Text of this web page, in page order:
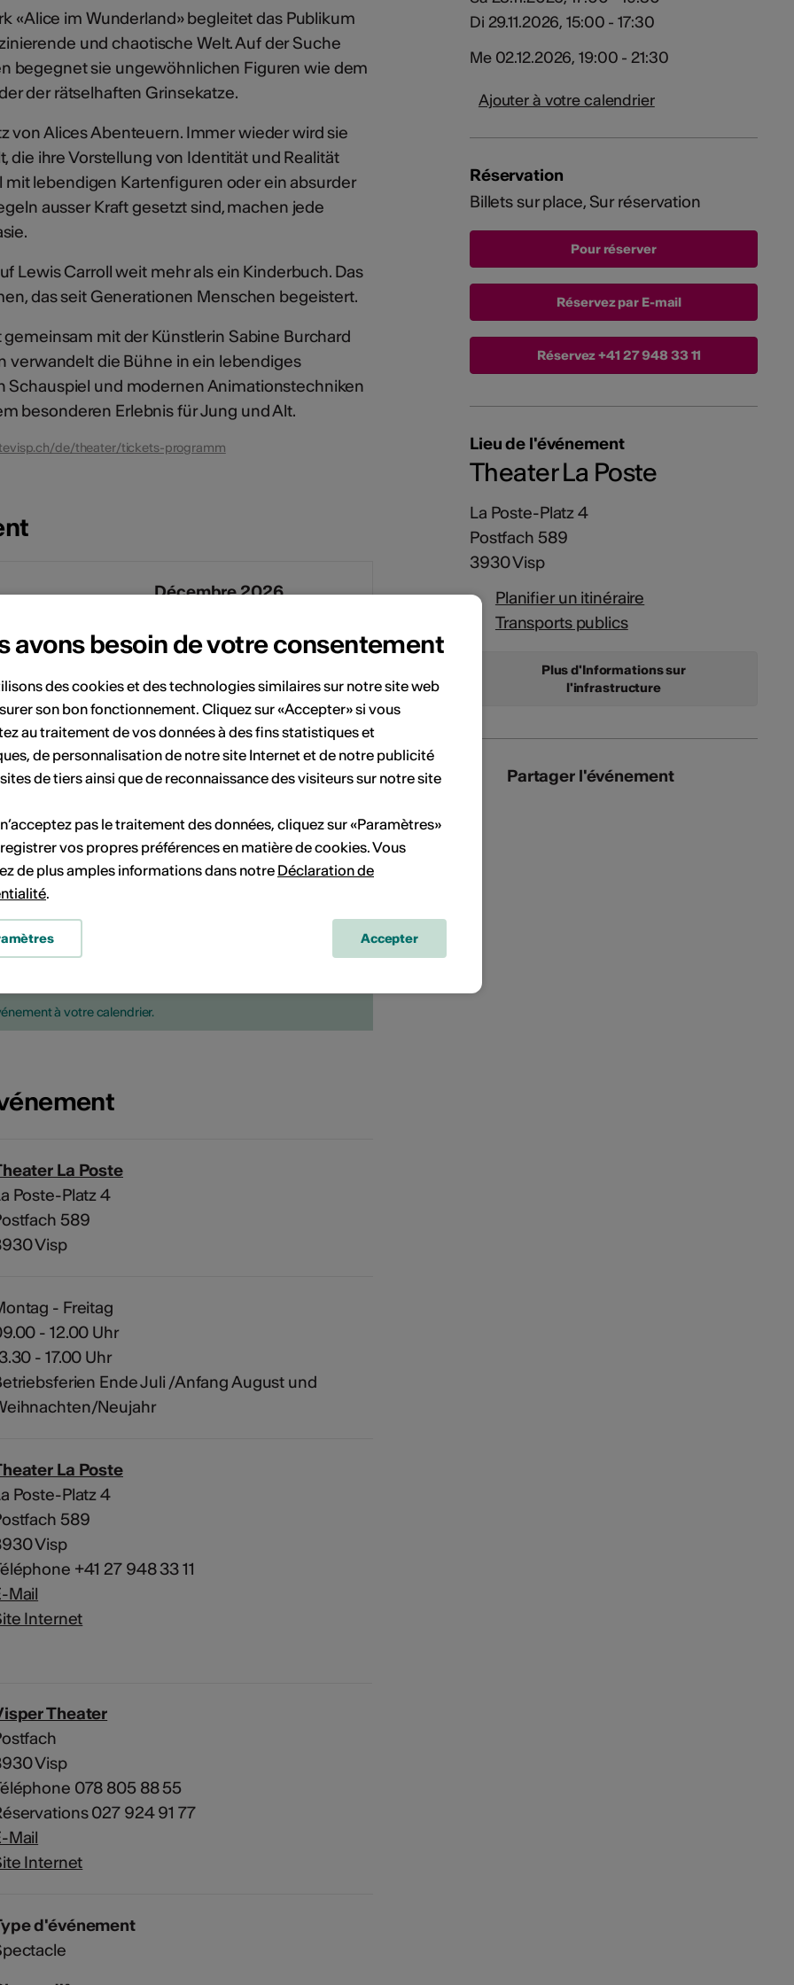
«Alice im Wunderland» begleitet das Publikum
und chaotische Welt. Auf der Suche
begegnet sie ungewöhnlichen Figuren wie dem
der rätselhaften Grinsekatze.
von Alices Abenteuern. Immer wieder wird sie
die ihre Vorstellung von Identität und Realität
mit lebendigen Kartenfiguren oder ein absurder
ausser Kraft gesetzt sind, machen jede
Lewis Carroll weit mehr als ein Kinderbuch. Das
das seit Generationen Menschen begeistert.
mit der Künstlerin Sabine Burchard
verwandelt die Bühne in ein lebendiges
Schauspiel und modernen Animationstechniken
besonderen Erlebnis für Jung und Alt.
de/theater/tickets-programm
7 8
15
29
Décembre 2026
Ma Me
7 8 9 10 11 12 13
14 15 16 17 18 19 20
28 29 30 31
Pas de date de mise en œuvre
à votre calendrier.
La Poste
Poste-Platz 4
589
Visp
- Freitag
- 12.00 Uhr
- 17.00 Uhr
Ende Juli /Anfang August und
Neujahr
La Poste
Poste-Platz 4
589
Visp
+41 27 948 33 11
Mail
Internet
Theater
Visp
078 805 88 55
027 924 91 77
Mail
Internet
d'événement
Di 29.11.2026, 15:00 - 17:30
Me 02.12.2026, 19:00 - 21:30
Ajouter à votre calendrier
Réservation
Billets sur place, Sur réservation
Réservez par E-mail
Réservez+41 27 948 33 11
Lieu de l'événement
Theater La Poste
La Poste-Platz 4
Postfach 589
3930 Visp
Planifier un itinéraire
Transports publics
Plus d'Informations sur
l'infrastructure
Partager l'événement
avons besoin de votre consentement
des cookies et des technologies similaires sur notre site web
son bon fonctionnement. Cliquez sur «Accepter» si vous
au traitement de vos données à des fins statistiques et
de personnalisation de notre site Internet et de notre publicité
de tiers ainsi que de reconnaissance des visiteurs sur notre site
pas le traitement des données, cliquez sur «Paramètres»
vos propres préférences en matière de cookies. Vous
de plus amples informations dans notre Déclaration de
.
Accepter